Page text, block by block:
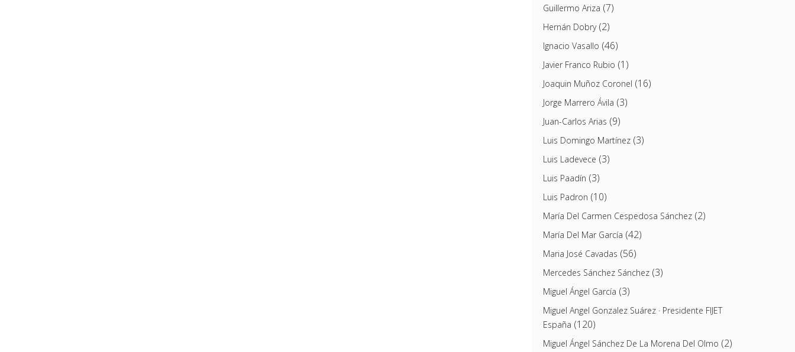
Guillermo Ariza (7)
Hernán Dobry(2)
Ignacio Vasallo (46)
Javier Franco Rubio (1)
Joaquin Muñoz Coronel (16)
Jorge Marrero Ávila (3)
Juan-Carlos Arias (9)
Luis Domingo Martínez(3)
Luis Ladevece (3)
Luis Paadín (3)
Luis Padron (10)
María Del Carmen Cespedosa Sánchez(2)
María Del Mar García (42)
Maria José Cavadas (56)
Mercedes Sánchez Sánchez(3)
Miguel Ángel García (3)
Miguel Angel Gonzalez Suárez · Presidente FIJET
España (120)
Miguel Ángel Sánchez De La Morena Del Olmo (2)